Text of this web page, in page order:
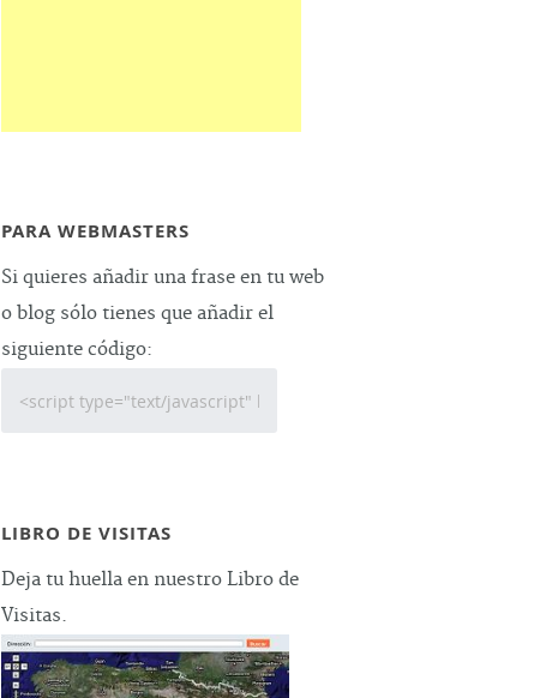
PARA WEBMASTERS
Si quieres añadir una frase en tu web
o blog sólo tienes que añadir el
siguiente código:
LIBRO DE VISITAS
Deja tu huella en nuestro Libro de
Visitas.